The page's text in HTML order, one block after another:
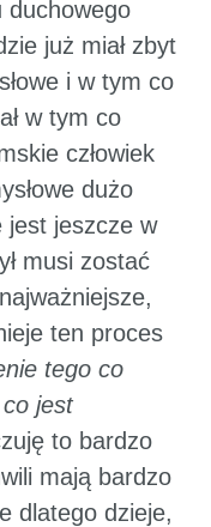
duchowego
już miał zbyt
i w tym co
w tym co
człowiek
dużo
jest jeszcze w
musi zostać
ten proces
tego co
jest
to bardzo
mają bardzo
dlatego dzieje,